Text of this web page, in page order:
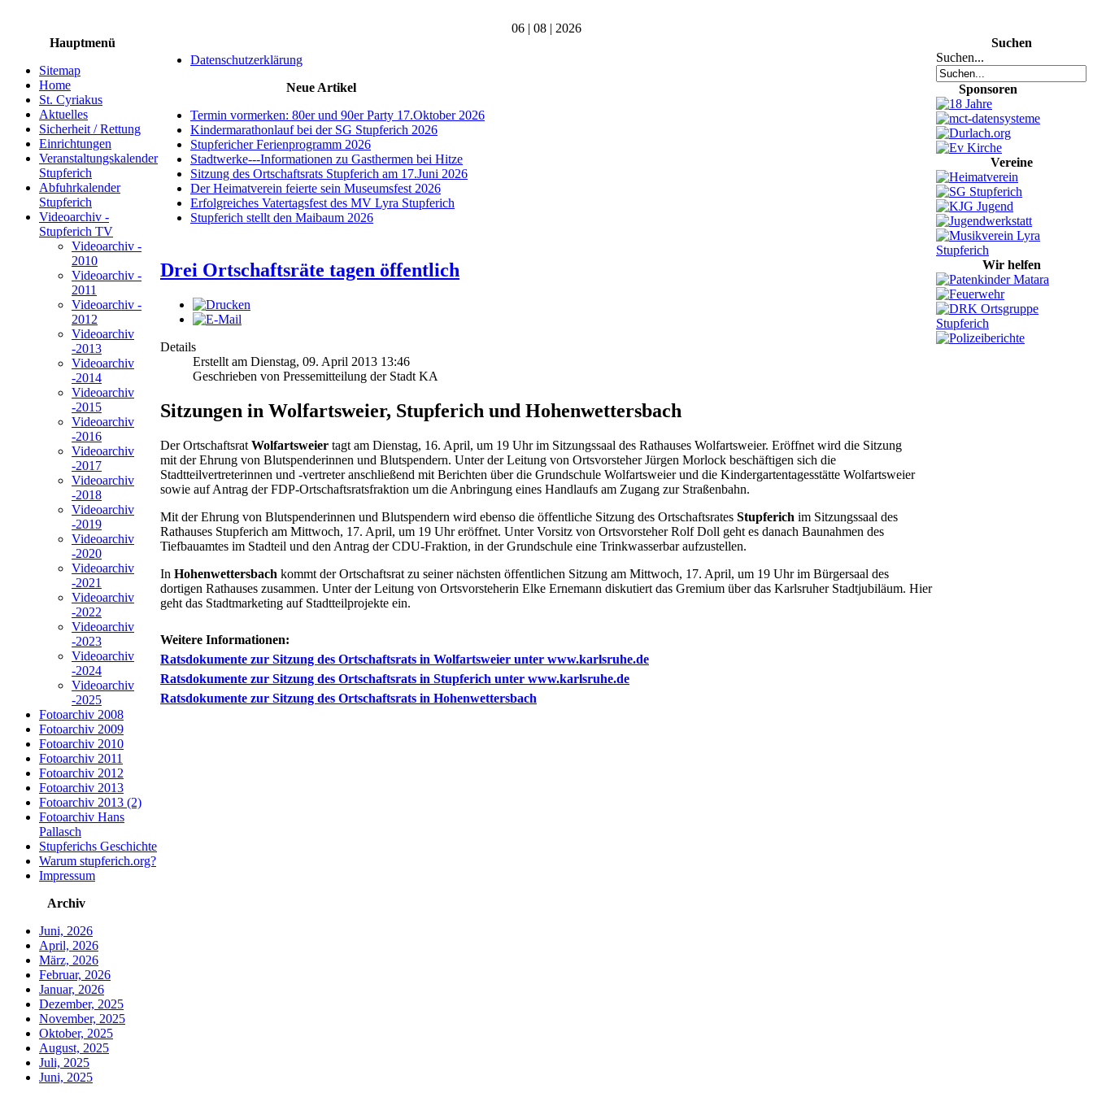
06 | 08 | 2026
Hauptmenü
Sitemap
Home
St. Cyriakus
Aktuelles
Sicherheit / Rettung
Einrichtungen
Veranstaltungskalender
Stupferich
Abfuhrkalender
Stupferich
Videoarchiv -
Stupferich TV
Videoarchiv -
2010
Videoarchiv -
2011
Videoarchiv -
2012
Videoarchiv
-2013
Videoarchiv
-2014
Videoarchiv
-2015
Videoarchiv
-2016
Videoarchiv
-2017
Videoarchiv
-2018
Videoarchiv
-2019
Videoarchiv
-2020
Videoarchiv
-2021
Videoarchiv
-2022
Videoarchiv
-2023
Videoarchiv
-2024
Videoarchiv
-2025
Fotoarchiv 2008
Fotoarchiv 2009
Fotoarchiv 2010
Fotoarchiv 2011
Fotoarchiv 2012
Fotoarchiv 2013
Fotoarchiv 2013 (2)
Fotoarchiv Hans
Pallasch
Stupferichs Geschichte
Warum stupferich.org?
Impressum
Archiv
Juni, 2026
April, 2026
März, 2026
Februar, 2026
Januar, 2026
Dezember, 2025
November, 2025
Oktober, 2025
August, 2025
Juli, 2025
Juni, 2025
Datenschutzerklärung
Neue Artikel
Termin vormerken: 80er und 90er Party 17.Oktober 2026
Kindermarathonlauf bei der SG Stupferich 2026
Stupfericher Ferienprogramm 2026
Stadtwerke---Informationen zu Gasthermen bei Hitze
Sitzung des Ortschaftsrats Stupferich am 17.Juni 2026
Der Heimatverein feierte sein Museumsfest 2026
Erfolgreiches Vatertagsfest des MV Lyra Stupferich
Stupferich stellt den Maibaum 2026
Drei Ortschaftsräte tagen öffentlich
Details
Erstellt am Dienstag, 09. April 2013 13:46
Geschrieben von Pressemitteilung der Stadt KA
Sitzungen in Wolfartsweier, Stupferich und Hohenwettersbach
Der Ortschaftsrat Wolfartsweier tagt am Dienstag, 16. April, um 19 Uhr im Sitzungssaal des Rathauses Wolfartsweier. Eröffnet wird die Sitzung
mit der Ehrung von Blutspenderinnen und Blutspendern. Unter der Leitung von Ortsvorsteher Jürgen Morlock beschäftigen sich die
Stadtteilvertreterinnen und -vertreter anschließend mit Berichten über die Grundschule Wolfartsweier und die Kindergartentagesstätte Wolfartsweier
sowie auf Antrag der FDP-Ortschaftsratsfraktion um die Anbringung eines Handlaufs am Zugang zur Straßenbahn.
Mit der Ehrung von Blutspenderinnen und Blutspendern wird ebenso die öffentliche Sitzung des Ortschaftsrates Stupferich im Sitzungssaal des
Rathauses Stupferich am Mittwoch, 17. April, um 19 Uhr eröffnet. Unter Vorsitz von Ortsvorsteher Rolf Doll geht es danach Baunahmen des
Tiefbauamtes im Stadteil und den Antrag der CDU-Fraktion, in der Grundschule eine Trinkwasserbar aufzustellen.
In Hohenwettersbach kommt der Ortschaftsrat zu seiner nächsten öffentlichen Sitzung am Mittwoch, 17. April, um 19 Uhr im Bürgersaal des
dortigen Rathauses zusammen. Unter der Leitung von Ortsvorsteherin Elke Ernemann diskutiert das Gremium über das Karlsruher Stadtjubiläum. Hier
geht das Stadtmarketing auf Stadtteilprojekte ein.
Weitere Informationen:
Ratsdokumente zur Sitzung des Ortschaftsrats in Wolfartsweier unter www.karlsruhe.de
Ratsdokumente zur Sitzung des Ortschaftsrats in Stupferich unter www.karlsruhe.de
Ratsdokumente zur Sitzung des Ortschaftsrats in Hohenwettersbach
Suchen
Suchen...
Sponsoren
Vereine
Wir helfen